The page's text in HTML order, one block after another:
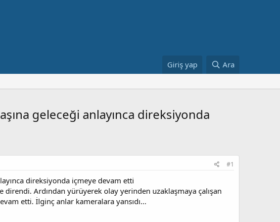
Giriş yap Ara
geleceği anlayınca direksiyonda
#1
direksiyonda içmeye devam etti
Ardından yürüyerek olay yerinden uzaklaşmaya çalışan
etti. İlginç anlar kameralara yansıdı...